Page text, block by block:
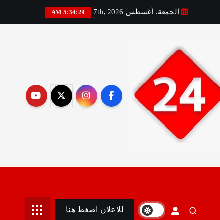
الجمعة. أغسطس 7th, 2026 5:34:30 AM
أمين
للاعلان اضغط هنا